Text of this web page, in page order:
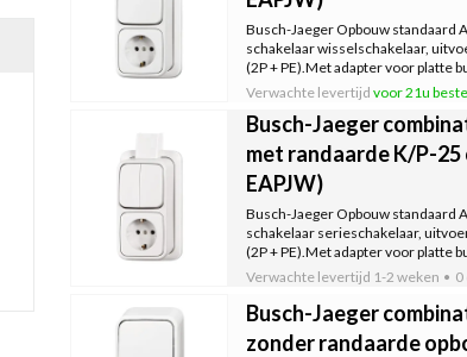
Busch-Jaeger Opbouw standaard
schakelaar wisselschakelaar,
(2P + PE).Met adapter voor platte
Verwachte levertijd voor 21u
Busch-Jaeger
met randaarde K/P-
EAPJW)
Busch-Jaeger Opbouw standaard
schakelaar serieschakelaar,
(2P + PE).Met adapter voor platte
Verwachte levertijd 1-2 weken 0
Busch-Jaeger
zonder randaarde